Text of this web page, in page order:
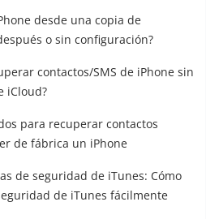
desde una copia de
o sin configuración?
contactos/SMS de iPhone sin
iCloud?
para recuperar contactos
de fábrica un iPhone
de seguridad de iTunes: Cómo
de iTunes fácilmente